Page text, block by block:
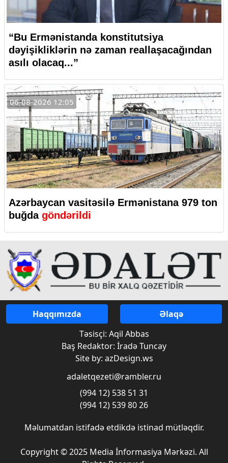
“Bu Ermənistanda konstitutsiya
dəyişikliklərin nə zaman reallaşacağından
asılı olacaq...”
06-08-2026 12:05
Azərbaycan vasitəsilə Ermənistana 979 ton
buğda göndərildi
Haqqımızda
Əlaqə
Təsisçi: Aqil Abbas
Baş Redaktor: İradə Tuncay
Site by: azDesign.ws
adaletqezeti@rambler.ru
(994 12) 538 51 31
(994 12) 539 80 26
Məlumatdan istifadə etdikdə istinad mütləqdir.
Copyright © 2025 Media İnformasiya Mərkəzi. All